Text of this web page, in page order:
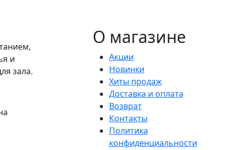
и
зала.
О магазине
Акции
Новинки
Хиты продаж
Доставка и оплата
Возврат
Контакты
Политика
конфиденциальности